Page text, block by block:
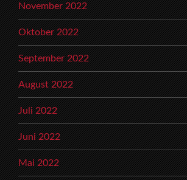
November 2022
Oktober 2022
September 2022
August 2022
Juli 2022
Juni 2022
Mai 2022